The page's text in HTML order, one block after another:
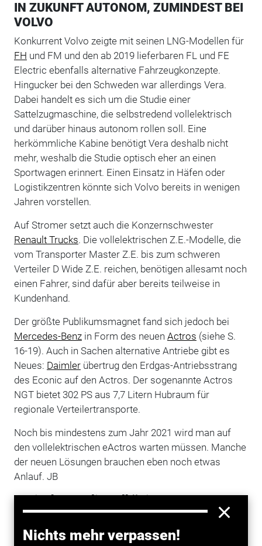
Nichts mehr verpassen!
IN ZUKUNFT AUTONOM, ZUMINDEST BEI
VOLVO
Konkurrent Volvo zeigte mit seinen LNG-Modellen für
FH und FM und den ab 2019 lieferbaren FL und FE
Electric ebenfalls alternative Fahrzeugkonzepte.
Hingucker bei den Schweden war allerdings Vera.
Dabei handelt es sich um die Studie einer
Sattelzugmaschine, die selbstredend vollelektrisch
und darüber hinaus autonom rollen soll. Eine
herkömmliche Kabine benötigt Vera deshalb nicht
mehr, weshalb die Studie optisch eher an einen
Sportwagen erinnert. Einen Einsatz in Häfen oder
Logistikzentren könnte sich Volvo bereits in wenigen
Jahren vorstellen.
Auf Stromer setzt auch die Konzernschwester
Renault Trucks. Die vollelektrischen Z.E.-Modelle, die
vom Transporter Master Z.E. bis zum schweren
Verteiler D Wide Z.E. reichen, benötigen allesamt noch
einen Fahrer, sind dafür aber bereits teilweise in
Kundenhand.
Der größte Publikumsmagnet fand sich jedoch bei
Mercedes-Benzin Form des neuen Actros (siehe S.
16-19). Auch in Sachen alternative Antriebe gibt es
Neues: Daimlerübertrug den Erdgas-Antriebsstrang
des Econic auf den Actros. Der sogenannte Actros
NGT bietet 302 PS aus 7,7 Litern Hubraum für
regionale Verteilertransporte.
Noch bis mindestens zum Jahr 2021 wird man auf
den vollelektrischen eActros warten müssen. Manche
der neuen Lösungen brauchen eben noch etwas
Anlauf. JB
Erwischt: Stralis-Erlkönig
Pünktlich zu Messebeginn fuhr unserem Erlkönig-
Jäger in Spanien ein Prototyp des neuen Iveco Stralis